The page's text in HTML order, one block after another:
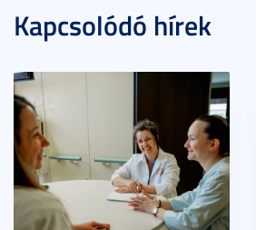
Kapcsolódó hírek